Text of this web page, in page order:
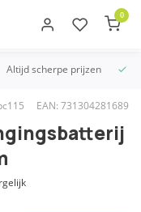
0
Altijd scherpe prijzen
EAN: 731304281689